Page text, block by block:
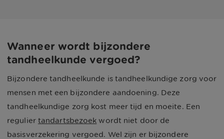
Wanneer wordt bijzondere
tandheelkunde vergoed?
Bijzondere tandheelkunde is tandheelkundige zorg voor
mensen met een bijzondere aandoening. Deze
tandheelkundige zorg kost meer tijd en moeite. Een
regulier tandartsbezoek wordt niet door de
basisverzekering vergoed. Wel zijn er bijzondere